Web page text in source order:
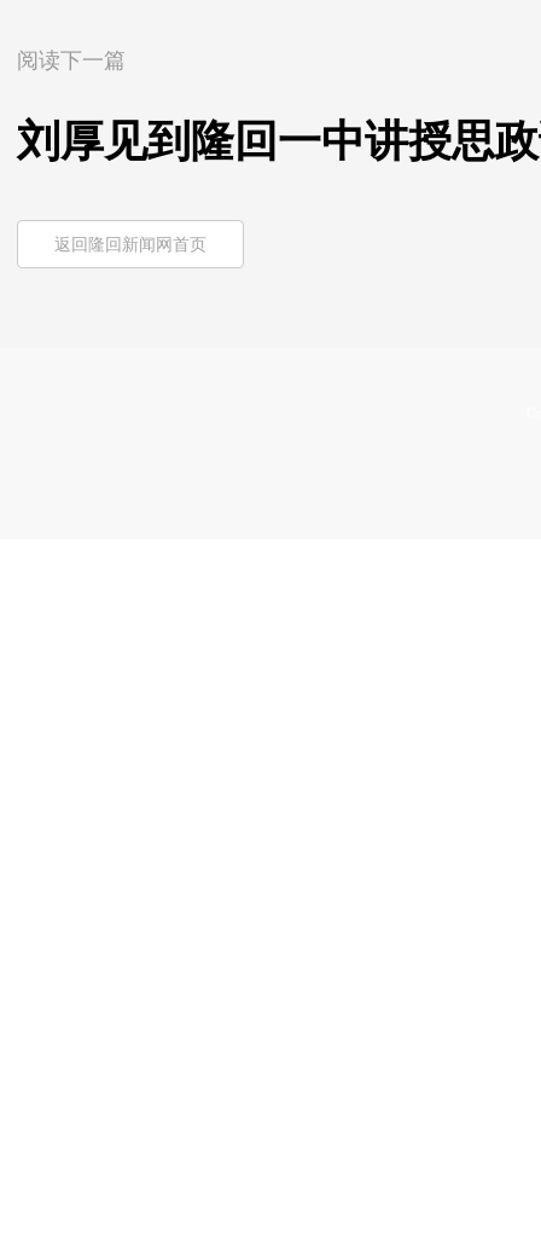
阅读下一篇
刘厚见到隆回一中讲授思
返回隆回新闻网首页